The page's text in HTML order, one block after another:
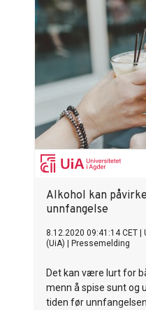
uttalelse hvor de ber
om internasjonale
donorsæd- og egg
Alkohol kan
unnfangelse
8.12.2020 09:41:14 CET
(UiA)
Pressemelding
Det kan være lurt for
menn å spise sunt og
tiden før